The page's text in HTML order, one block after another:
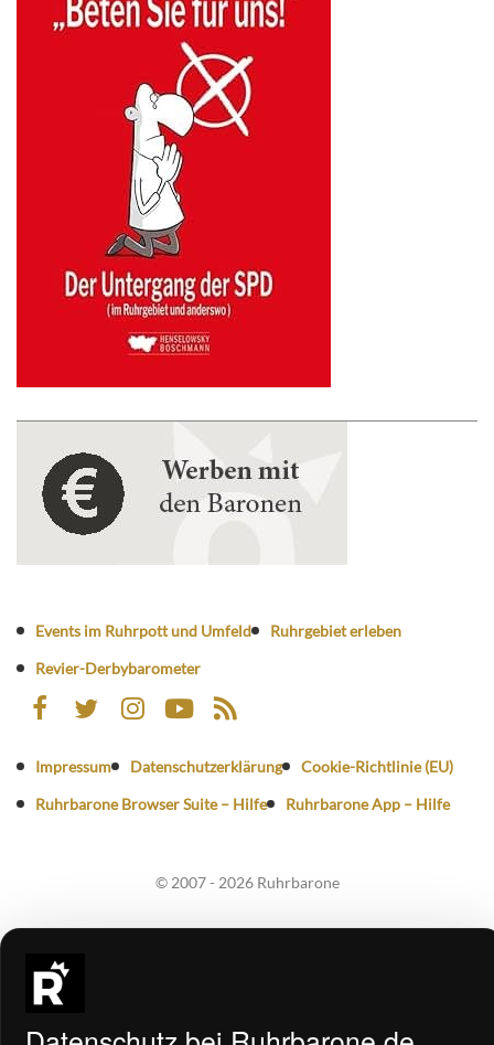
Events im Ruhrpott und Umfeld
Ruhrgebiet erleben
Revier-Derbybarometer
Impressum Datenschutzerklärung
Cookie-Richtlinie (EU)
Ruhrbarone Browser Suite – Hilfe
Ruhrbarone App – Hilfe
© 2007 - 2026 Ruhrbarone